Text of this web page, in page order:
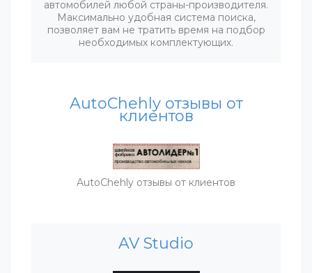
автомобилей любой страны-производителя.
Максимально удобная система поиска,
позволяет вам не тратить время на подбор
необходимых комплектующих.
AutoСhehly отзывы от
клиентов
AutoСhehly отзывы от клиентов
AV Studio